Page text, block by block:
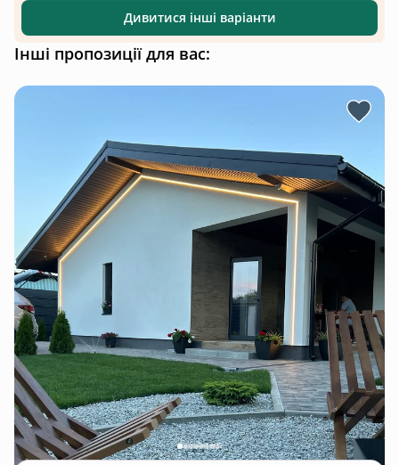
Дивитися інші варіанти
Інші пропозиції для вас: